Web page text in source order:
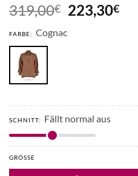
319,00€
Preis
223,30€
FARBE: Cognac
SCHNITT: Fällt normal aus
GRÖSSE